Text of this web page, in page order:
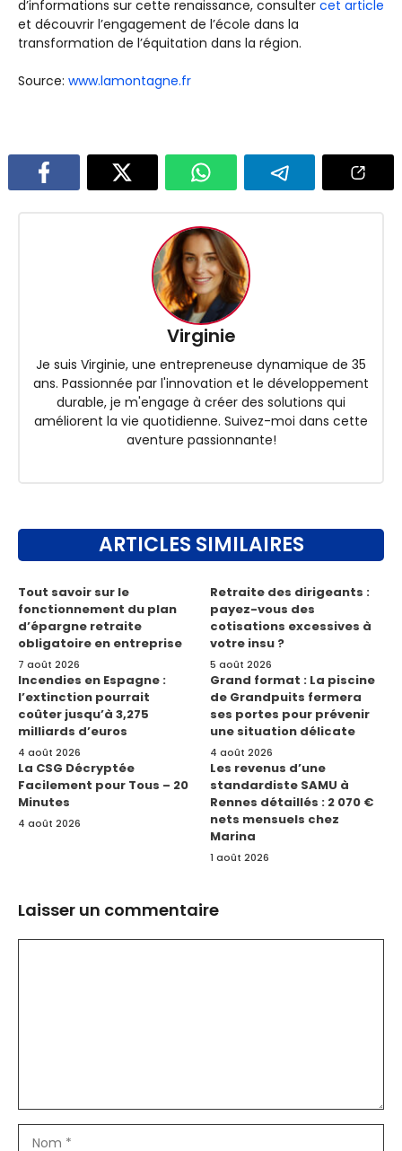
d’informations sur cette renaissance, consulter cet article
et découvrir l’engagement de l’école dans la
transformation de l’équitation dans la région.
Source: www.lamontagne.fr
Virginie
Je suis Virginie, une entrepreneuse dynamique de 35
ans. Passionnée par l'innovation et le développement
durable, je m'engage à créer des solutions qui
améliorent la vie quotidienne. Suivez-moi dans cette
aventure passionnante!
ARTICLES SIMILAIRES
Tout savoir sur le
fonctionnement du plan
d’épargne retraite
obligatoire en entreprise
7 août 2026
Retraite des dirigeants :
payez-vous des
cotisations excessives à
votre insu ?
5 août 2026
Incendies en Espagne :
l’extinction pourrait
coûter jusqu’à 3,275
milliards d’euros
4 août 2026
Grand format : La piscine
de Grandpuits fermera
ses portes pour prévenir
une situation délicate
4 août 2026
La CSG Décryptée
Facilement pour Tous – 20
Minutes
4 août 2026
Les revenus d’une
standardiste SAMU à
Rennes détaillés : 2 070 €
nets mensuels chez
Marina
1 août 2026
Laisser un commentaire